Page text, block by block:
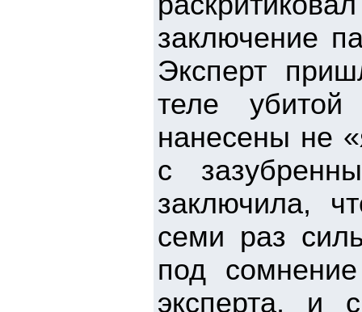
заключение
Эксперт
теле
нанесены не
с
заключила,
семи раз
под
эксперта, и